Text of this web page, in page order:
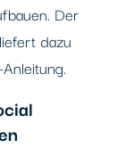
Der
liefert dazu